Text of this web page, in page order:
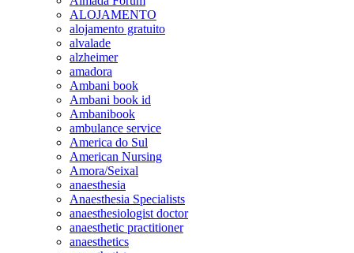
ALOJAMENTO
alojamento gratuito
alvalade
alzheimer
amadora
Ambani book
Ambani book id
Ambanibook
ambulance service
America do Sul
American Nursing
Amora/Seixal
anaesthesia
Anaesthesia Specialists
anaesthesiologist doctor
anaesthetic practitioner
anaesthetics